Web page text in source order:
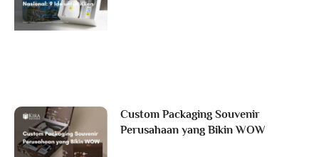
Custom Packaging Souvenir
Perusahaan yang Bikin WOW